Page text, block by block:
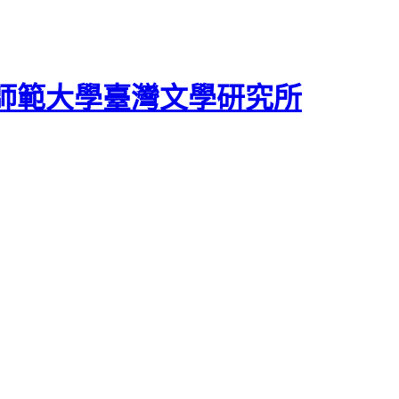
範大學臺灣文學研究所